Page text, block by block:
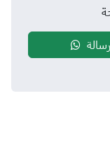
رسالة